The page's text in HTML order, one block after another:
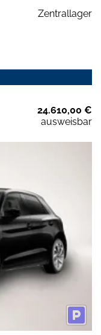
Zentrallager
24.610,00 €
ausweisbar